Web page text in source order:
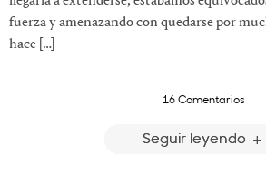
fuerza y amenazando con quedarse por
hace […]
16 Comentarios
Seguir leyendo